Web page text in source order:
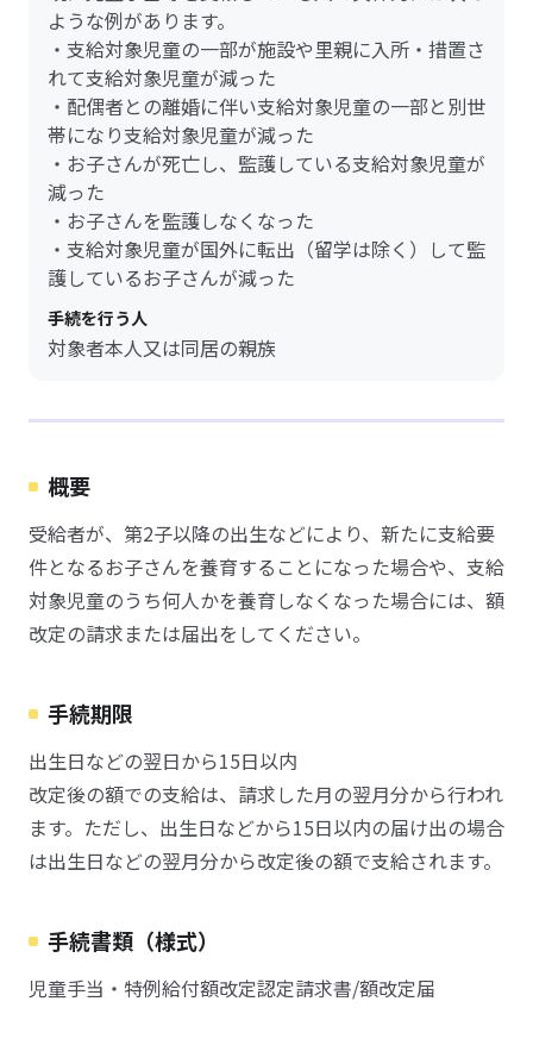
ような例があります。
・支給対象児童の一部が施設や里親に入所・措置さ
れて支給対象児童が減った
・配偶者との離婚に伴い支給対象児童の一部と別世
帯になり支給対象児童が減った
・お子さんが死亡し、監護している支給対象児童が
減った
・お子さんを監護しなくなった
・支給対象児童が国外に転出（留学は除く）して監
護しているお子さんが減った
手続を行う人
対象者本人又は同居の親族
概要
受給者が、第2子以降の出生などにより、新たに支給要
件となるお子さんを養育することになった場合や、支給
対象児童のうち何人かを養育しなくなった場合には、額
改定の請求または届出をしてください。
手続期限
出生日などの翌日から15日以内
改定後の額での支給は、請求した月の翌月分から行われ
ます。ただし、出生日などから15日以内の届け出の場合
は出生日などの翌月分から改定後の額で支給されます。
手続書類（様式）
児童手当・特例給付額改定認定請求書/額改定届